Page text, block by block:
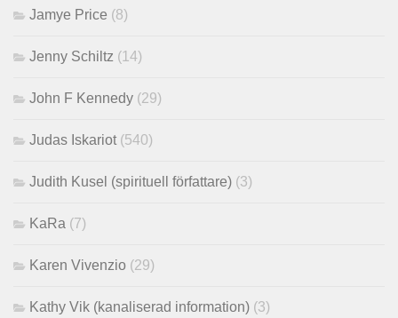
Jamye Price (8)
Jenny Schiltz (14)
John F Kennedy (29)
Judas Iskariot (540)
Judith Kusel (spirituell författare) (3)
KaRa (7)
Karen Vivenzio (29)
Kathy Vik (kanaliserad information) (3)